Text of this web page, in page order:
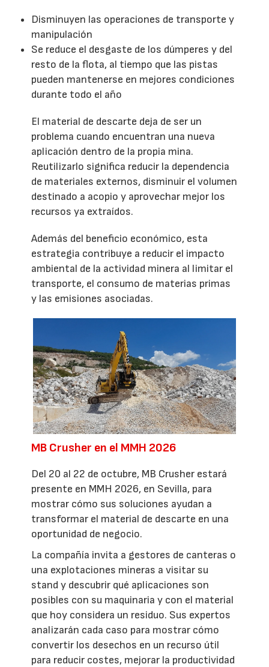
Disminuyen las operaciones de transporte y
manipulación
Se reduce el desgaste de los dúmperes y del
resto de la flota, al tiempo que las pistas
pueden mantenerse en mejores condiciones
durante todo el año
El material de descarte deja de ser un
problema cuando encuentran una nueva
aplicación dentro de la propia mina.
Reutilizarlo significa reducir la dependencia
de materiales externos, disminuir el volumen
destinado a acopio y aprovechar mejor los
recursos ya extraídos.
Además del beneficio económico, esta
estrategia contribuye a reducir el impacto
ambiental de la actividad minera al limitar el
transporte, el consumo de materias primas
y las emisiones asociadas.
MB Crusher en el MMH 2026
Del 20 al 22 de octubre, MB Crusher estará
presente en MMH 2026, en Sevilla, para
mostrar cómo sus soluciones ayudan a
transformar el material de descarte en una
oportunidad de negocio.
La compañía invita a gestores de canteras o
una explotaciones mineras a visitar su
stand y descubrir qué aplicaciones son
posibles con su maquinaria y con el material
que hoy considera un residuo. Sus expertos
analizarán cada caso para mostrar cómo
convertir los desechos en un recurso útil
para reducir costes, mejorar la productividad